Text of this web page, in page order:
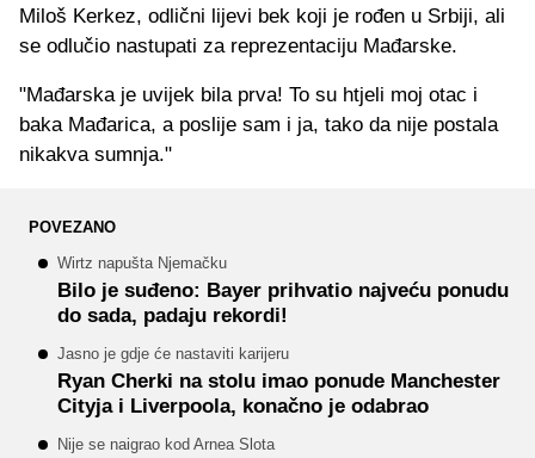
Miloš Kerkez, odlični lijevi bek koji je rođen u Srbiji, ali
se odlučio nastupati za reprezentaciju Mađarske.
"Mađarska je uvijek bila prva! To su htjeli moj otac i
baka Mađarica, a poslije sam i ja, tako da nije postala
nikakva sumnja."
POVEZANO
Wirtz napušta Njemačku
Bilo je suđeno: Bayer prihvatio najveću ponudu
do sada, padaju rekordi!
Jasno je gdje će nastaviti karijeru
Ryan Cherki na stolu imao ponude Manchester
Cityja i Liverpoola, konačno je odabrao
Nije se naigrao kod Arnea Slota